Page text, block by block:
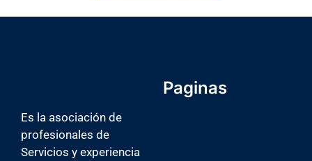
Es la asociación de
profesionales de
Servicios y experiencia
Paginas